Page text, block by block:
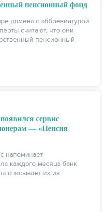
пенсионный фонд
домена с аббревиатурой
считают, что они
пенсионный
сервис
— «Пенсия
напоминает
каждого месяца банк
списывает их из